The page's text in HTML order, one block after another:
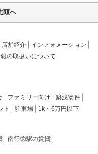
頭へ
店舗紹介
インフォメーション
の取扱いについて
ファミリー向け
築浅物件
ト 駐車場 1k・6万円以下
南行徳駅の賃貸